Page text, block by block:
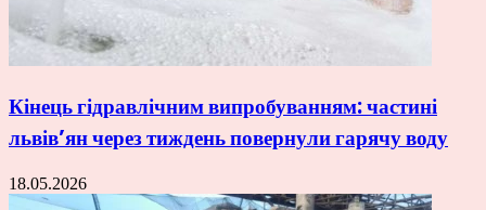
Кінець гідравлічним випробуванням: частині
львів’ян через тиждень повернули гарячу воду
18.05.2026